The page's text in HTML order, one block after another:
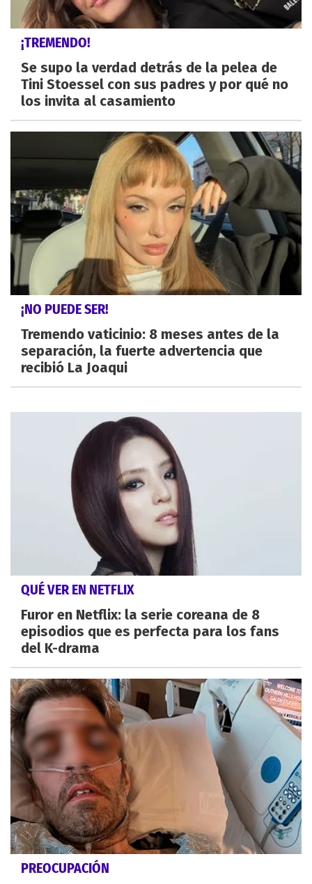
¡TREMENDO!
Se supo la verdad detrás de la pelea de
Tini Stoessel con sus padres y por qué no
los invita al casamiento
¡NO PUEDE SER!
Tremendo vaticinio: 8 meses antes de la
separación, la fuerte advertencia que
recibió La Joaqui
QUÉ VER EN NETFLIX
Furor en Netflix: la serie coreana de 8
episodios que es perfecta para los fans
del K-drama
PREOCUPACIÓN